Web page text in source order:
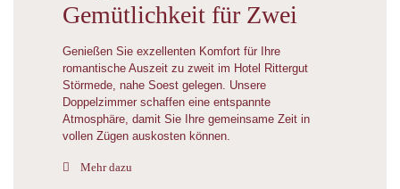
Gemütlichkeit für Zwei
Genießen Sie exzellenten Komfort für Ihre
romantische Auszeit zu zweit im Hotel Rittergut
Störmede, nahe Soest gelegen. Unsere
Doppelzimmer schaffen eine entspannte
Atmosphäre, damit Sie Ihre gemeinsame Zeit in
vollen Zügen auskosten können.
Mehr dazu